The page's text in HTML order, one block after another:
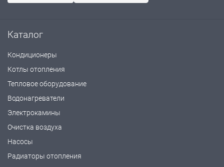
Каталог
Кондиционеры
Котлы отопления
Тепловое оборудование
Водонагреватели
Электрокамины
Очистка воздуха
Насосы
Радиаторы отопления